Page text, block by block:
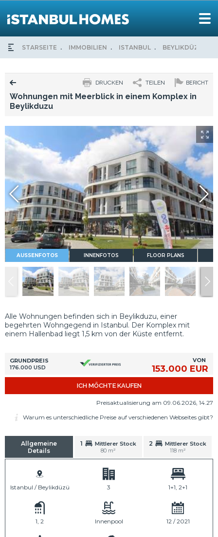
STARSEITE IMMOBILIEN ISTANBUL BEYLIKDÜZÜ
BERICHT
TEILEN
DRUCKEN
Wohnungen mit Meerblick in einem Komplex in
Beylikduzu
AUSSENFOTOS INNENFOTOS FLOOR PLANS
Alle Wohnungen befinden sich in Beylikduzu, einer
begehrten Wohngegend in Istanbul. Der Komplex mit
einem Hallenbad liegt 1,5 km von der Küste entfernt.
GRUNDPREIS
176.000 USD
VON
153.000 EUR
ICH MÖCHTE KAUFEN
Preisaktualisierung am 09.06.2026, 14.27
Warum es unterschiedliche Preise auf verschiedenen Webseites gibt?
Allgemeine
Details
1
Mittlerer Stock
80 m²
2
Mittlerer Stock
118 m²
Istanbul / Beylikdüzü 3 1+1, 2+1
1, 2 Innenpool 12 / 2021